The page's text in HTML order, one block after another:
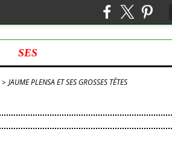
SES
> JAUME PLENSA ET SES GROSSES TÊTES